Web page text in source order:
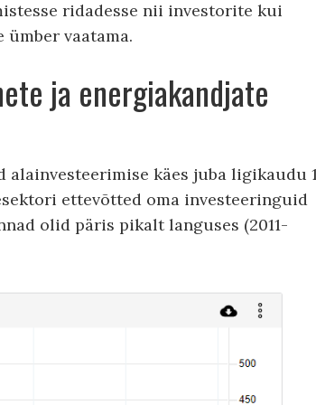
ridadesse nii investorite kui
vaatama.
ja energiakandjate
alainvesteerimise käes juba ligikaudu
ettevõtted oma investeeringuid
olid päris pikalt languses (2011-